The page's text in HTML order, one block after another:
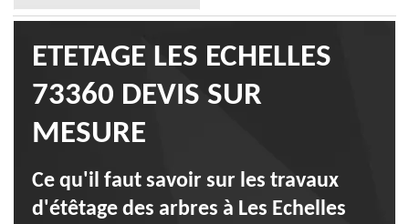
ETETAGE LES ECHELLES
73360 DEVIS SUR
MESURE
Ce qu'il faut savoir sur les travaux
d'étêtage des arbres à Les Echelles